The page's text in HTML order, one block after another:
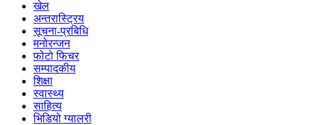
खेल
अन्तरास्ट्रिय
सूचना-प्रबिधि
मनोरन्जन
फोटो फिचर
सम्पादकीय
शिक्षा
स्वास्थ्य
साहित्य
भिडियो ग्यालरी